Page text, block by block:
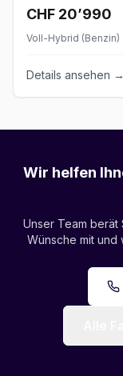
CHF 20’990
Voll-Hybrid (Benzin)
Details ansehen →
Wir helfen
Unser Team berät
Wünsche mit und